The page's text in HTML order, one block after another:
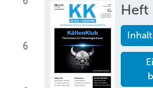
6
Heft